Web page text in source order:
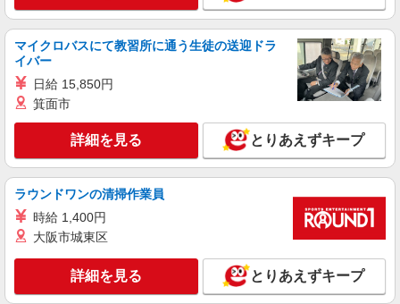
アルバイト パート 派遣社員 紹介予定派遣
日研トータルソーシング株式会社 メディカルケア事業部/仙台オフィ
ス
介護スタッフ／資格あり or 経験者
給1,280円〜 ◆初任者研修・未経験：時給1,280
円〜 ◆初任者研修・経験者：時給1,310円〜 ◆介
護福祉士：時給1,330円〜 ※経験者は3ヶ月以上 ※
給与幅は経験・能力による ★週払いOK（規定あ
り）
宮城県大崎市 【最寄駅】JR陸羽東線「東大
崎」駅 ★勤務地は3000ヶ所以上★ 自宅から通い
やすいエリアなど、お好きな勤務地をお選び下さ
い！！
キープ 詳細を見る
アルバイト パート
日研トータルソーシング株式会社 メディカルケア事業部/仙台オフィ
未経験・無資格OKの介護スタッフ
マイクロバスにて教習所に通う生徒の送迎ドラ
イバー
日給 15,850円
箕面市
詳細を見る とりあえずキープ
ラウンドワンの清掃作業員
時給 1,400円
大阪市城東区
詳細を見る とりあえずキープ